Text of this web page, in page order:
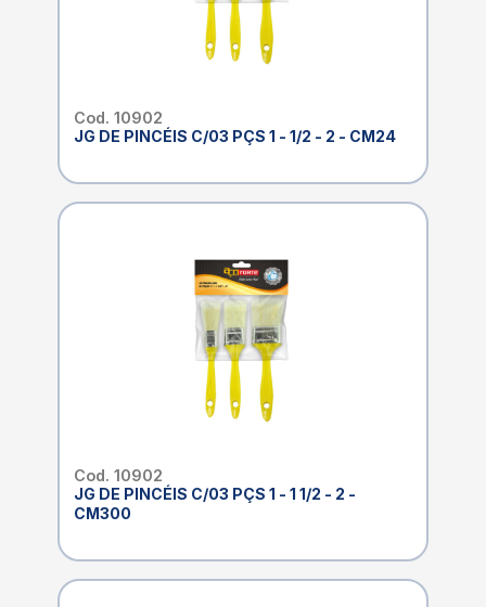
Cod. 10902
JG DE PINCÉIS C/03 PÇS 1 - 1/2 - 2 - CM24
Cod. 10902
JG DE PINCÉIS C/03 PÇS 1 - 1 1/2 - 2 -
CM300